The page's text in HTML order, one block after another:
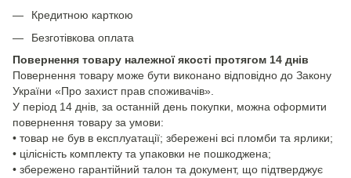
Кредитною карткою
Безготівкова оплата
Повернення товару належної якості протягом 14 днів
Повернення товару може бути виконано відповідно до Закону
України «Про захист прав споживачів».
У період 14 днів, за останній день покупки, можна оформити
повернення товару за умови:
• товар не був в експлуатації; збережені всі пломби та ярлики;
• цілісність комплекту та упаковки не пошкоджена;
• збережено гарантійний талон та документ, що підтверджує